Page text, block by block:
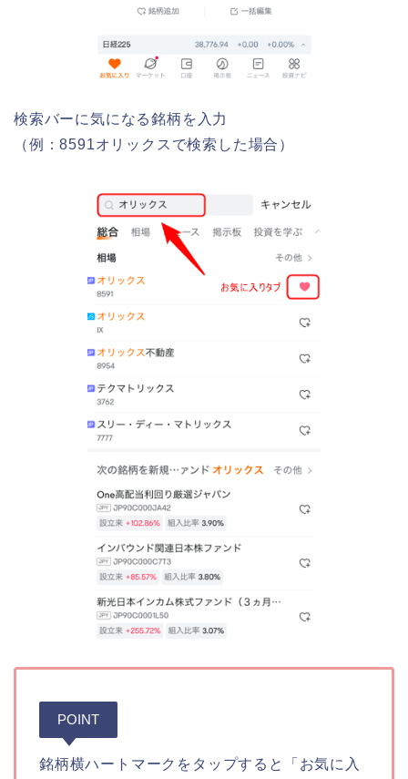
検索バーに気になる銘柄を入力
（例：8591オリックスで検索した場合）
POINT
銘柄横ハートマークをタップすると「お気に入